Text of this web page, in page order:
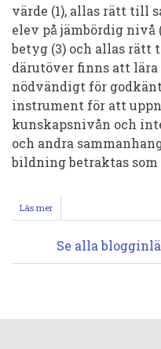
värde (1), allas rätt till
elev på jämbördig
betyg (3) och allas rätt
därutöver finns att
nödvändigt för
instrument för att
kunskapsnivån och
och andra
bildning betraktas som
Läs mer
Vilka
det
samhällsbyggande
Se alla